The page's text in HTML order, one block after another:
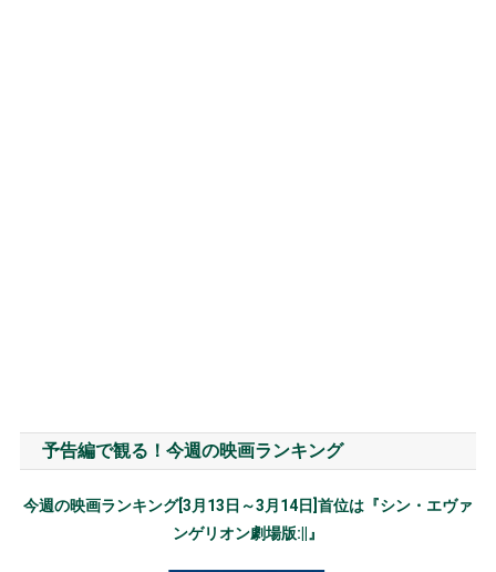
予告編で観る！今週の映画ランキング
今週の映画ランキング[3月13日～3月14日]首位は『シン・エヴァ
ンゲリオン劇場版:||』